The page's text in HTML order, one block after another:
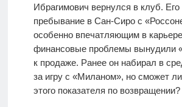
Ибрагимович вернулся в клуб. Его
пребывание в Сан-Сиро с
особенно впечатляющим в
финансовые проблемы вынудили
к продаже. Ранее он набирал в
за игру с «Миланом», но сможет
этого показателя по возвращении?